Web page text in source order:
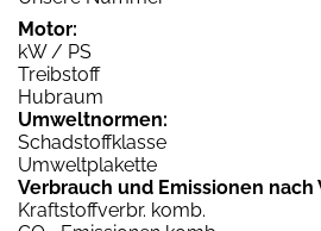
Motor:
kW / PS
Treibstoff
Hubraum
Umweltnormen:
Schadstoffklasse
Umweltplakette
Verbrauch und Emissionen nach
Kraftstoffverbr. komb.